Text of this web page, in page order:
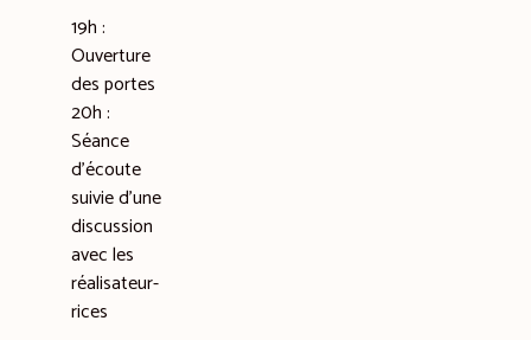
19h :
Ouverture
des portes
20h :
Séance
d’écoute
suivie d’une
discussion
avec les
réalisateur-
rices